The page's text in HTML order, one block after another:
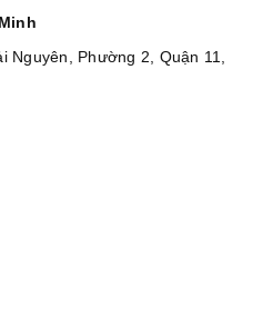
Nguyên, Phường 2, Quận 11,